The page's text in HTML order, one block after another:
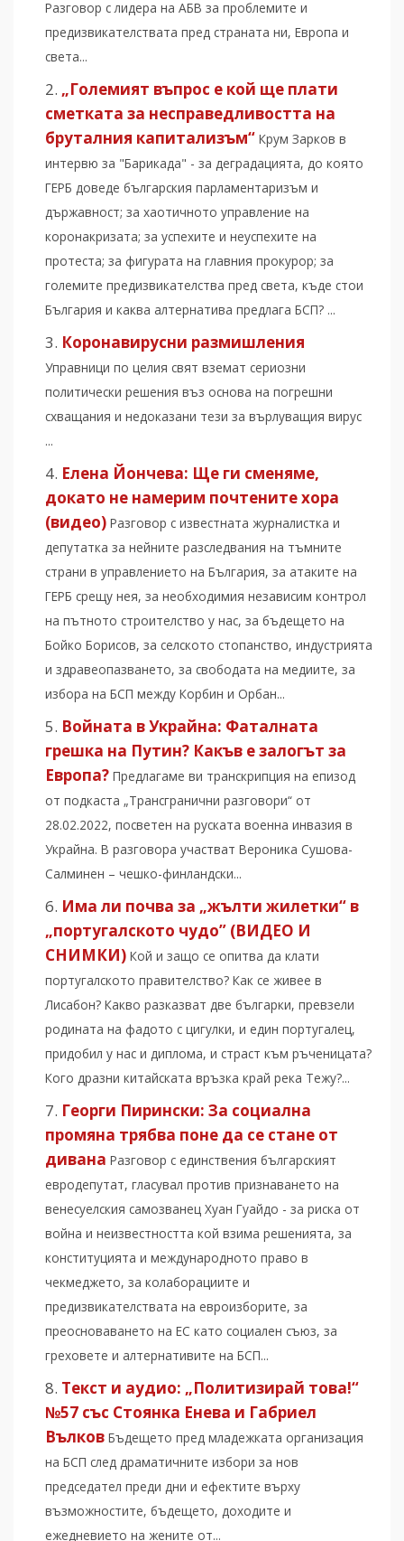
Разговор с лидера на АБВ за проблемите и
предизвикателствата пред страната ни, Европа и
света...
„Големият въпрос е кой ще плати
сметката за несправедливостта на
бруталния капитализъм“ Крум Зарков в
интервю за "Барикада" - за деградацията, до която
ГЕРБ доведе българския парламентаризъм и
държавност; за хаотичното управление на
коронакризата; за успехите и неуспехите на
протеста; за фигурата на главния прокурор; за
големите предизвикателства пред света, къде стои
България и каква алтернатива предлага БСП? ...
Коронавирусни размишления
Управници по целия свят вземат сериозни
политически решения въз основа на погрешни
схващания и недоказани тези за върлуващия вирус
...
Елена Йончева: Ще ги сменяме,
докато не намерим почтените хора
(видео) Разговор с известната журналистка и
депутатка за нейните разследвания на тъмните
страни в управлението на България, за атаките на
ГЕРБ срещу нея, за необходимия независим контрол
на пътното строителство у нас, за бъдещето на
Бойко Борисов, за селското стопанство, индустрията
и здравеопазването, за свободата на медиите, за
избора на БСП между Корбин и Орбан...
Войната в Украйна: Фаталната
грешка на Путин? Какъв е залогът за
Европа? Предлагаме ви транскрипция на епизод
от подкаста „Трансгранични разговори“ от
28.02.2022, посветен на руската военна инвазия в
Украйна. В разговора участват Вероника Сушова-
Салминен – чешко-финландски...
Има ли почва за „жълти жилетки“ в
„португалското чудо” (ВИДЕО И
СНИМКИ) Кой и защо се опитва да клати
португалското правителство? Как се живее в
Лисабон? Какво разказват две българки, превзели
родината на фадото с цигулки, и един португалец,
придобил у нас и диплома, и страст към ръченицата?
Кого дразни китайската връзка край река Тежу?...
Георги Пирински: За социална
промяна трябва поне да се стане от
дивана Разговор с единствения българският
евродепутат, гласувал против признаването на
венесуелския самозванец Хуан Гуайдо - за риска от
война и неизвестността кой взима решенията, за
конституцията и международното право в
чекмеджето, за колаборациите и
предизвикателствата на евроизборите, за
преосноваването на ЕС като социален съюз, за
греховете и алтернативите на БСП...
Текст и аудио: „Политизирай това!“
№57 със Стоянка Енева и Габриел
Вълков Бъдещето пред младежката организация
на БСП след драматичните избори за нов
председател преди дни и ефектите върху
възможностите, бъдещето, доходите и
ежедневието на жените от...